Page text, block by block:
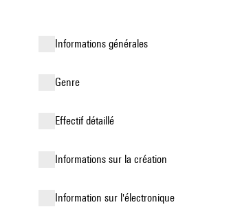
informations générales
genre
effectif détaillé
informations sur la création
Information sur l'électronique